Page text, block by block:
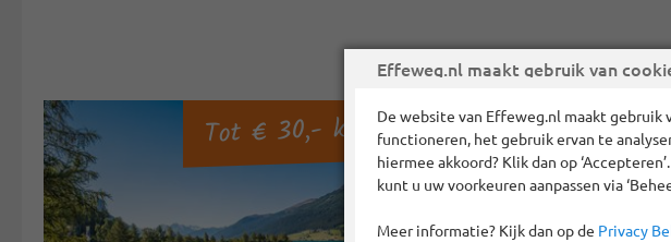
Tot € 30,- korting p.p.!
Effeweg.nl maakt gebruik van
De website van Effeweg.nl maakt
functioneren, het gebruik ervan te
hiermee akkoord? Klik dan op
kunt u uw voorkeuren aanpassen via
Meer informatie? Kijk dan op de Privacy